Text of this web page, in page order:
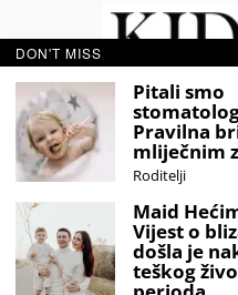
© 2020 -
Sva prava zadržana.
Developed
IZAŠAO JE NOVI MAGAZIN!
DON'T MISS
Pitali smo
Pravilna
mliječnim
Roditelji
Maid
Vijest o
došla je
teškog